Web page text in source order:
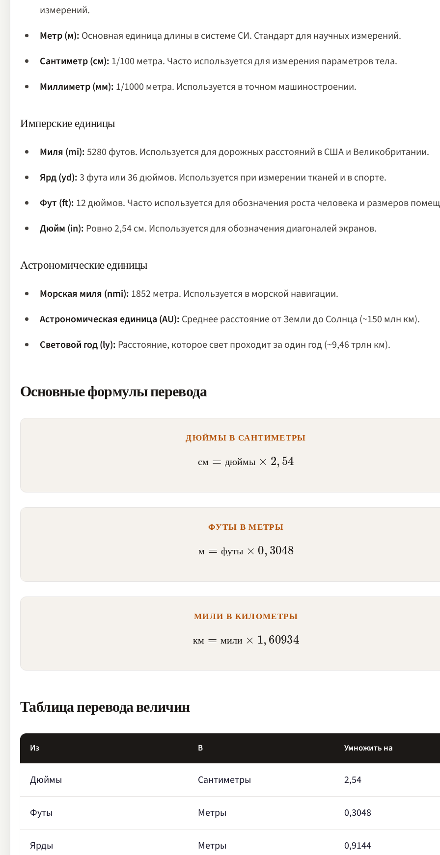
измерений.
Метр (м): Основная единица длины в системе СИ. Стандарт для научных измерений.
Сантиметр (см): 1/100 метра. Часто используется для измерения параметров тела.
Миллиметр (мм): 1/1000 метра. Используется в точном машиностроении.
Имперские единицы
Миля (mi):5280 футов. Используется для дорожных расстояний в США и Великобритании.
Ярд (yd):3 фута или 36 дюймов. Используется при измерении тканей и в спорте.
Фут (ft): 12 дюймов. Часто используется для обозначения роста человека и размеров
Дюйм (in): Ровно 2,54 см. Используется для обозначения диагоналей экранов.
Астрономические единицы
Морская миля (nmi): 1852 метра. Используется в морской навигации.
Астрономическая единица (AU): Среднее расстояние от Земли до Солнца (~150 млн км).
Световой год (ly): Расстояние, которое свет проходит за один год (~9,46 трлн км).
Основные формулы перевода
ДЮЙМЫ В САНТИМЕТРЫ
см дюймы
см= дюймы× 2, 54
ФУТЫ В МЕТРЫ
м ф у ты
м= футы× 0,3048
МИЛИ В КИЛОМЕТРЫ
км м или
км= мили× 1, 60934
Таблица перевода величин
Из В Умножить на
Дюймы Сантиметры 2,54
Футы Метры 0,3048
Ярды Метры 0,9144